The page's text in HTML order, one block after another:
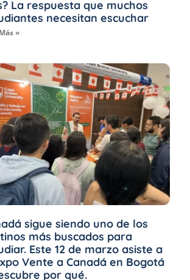
La respuesta que muchos
necesitan escuchar
»
sigue siendo uno de los
más buscados para
Este 12 de marzo asiste a
Vente a Canadá en Bogotá
por qué.